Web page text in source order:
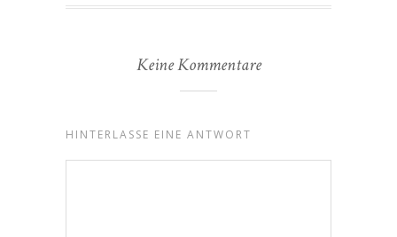
Keine Kommentare
HINTERLASSE EINE ANTWORT